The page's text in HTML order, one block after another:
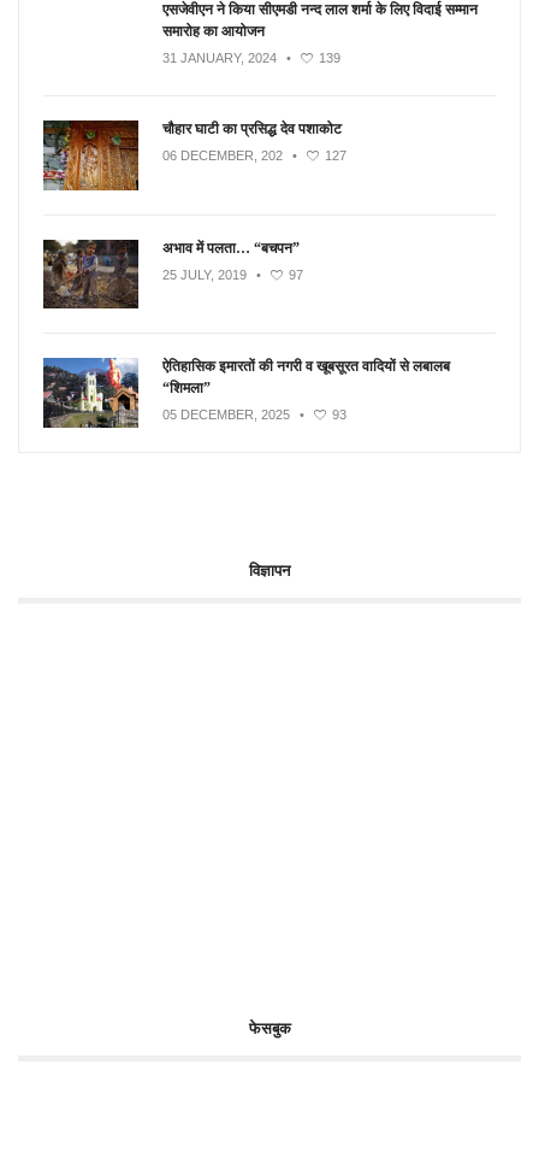
एसजेवीएन ने किया सीएमडी नन्‍द लाल शर्मा के लिए विदाई सम्मान
समारोह का आयोजन
31 JANUARY, 2024 • 139
चौहार घाटी का प्रसिद्ध देव पशाकोट
06 DECEMBER, 202 • 127
अभाव में पलता… “बचपन”
25 JULY, 2019 • 97
ऐतिहासिक इमारतों की नगरी व खूबसूरत वादियों से लबालब
“शिमला”
05 DECEMBER, 2025 • 93
विज्ञापन
फेसबुक